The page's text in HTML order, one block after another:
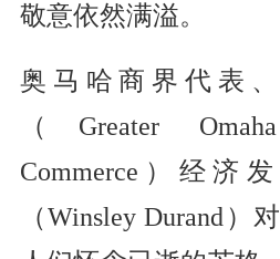
敬意依然满溢。
奥马哈商界代表
（Greater
Commerce）经济
（Winsley Durand）